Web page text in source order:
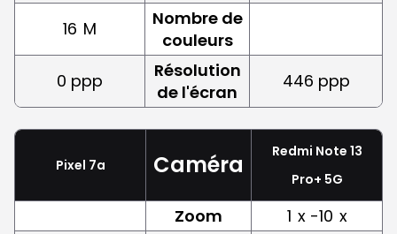
16 M
Nombre de
couleurs
0 ppp
Résolution
de l'écran
446 ppp
Pixel 7a Caméra
Redmi Note 13
Pro+ 5G
Zoom 1 x -10 x